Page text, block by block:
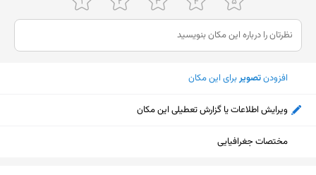
پنجشنبه
۹ تا ۱۳ - ۱۵ تا ۲۱
جمعه
۹ تا ۱۳ - ۱۵ تا ۲۱
شنبه
یکشنبه
افزودنتصویربرای این مکان
ویرایش اطلاعات یا گزارش تعطیلی این مکان
مختصات جغرافیایی